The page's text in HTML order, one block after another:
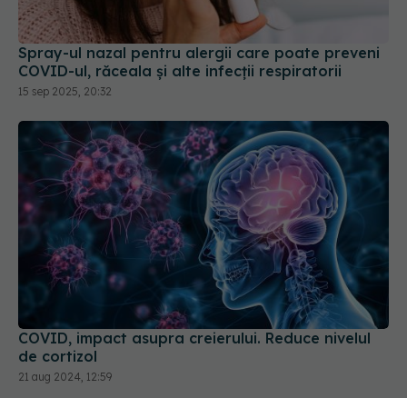
Spray-ul nazal pentru alergii care poate preveni
COVID-ul, răceala și alte infecții respiratorii
15 sep 2025, 20:32
COVID, impact asupra creierului. Reduce nivelul
de cortizol
21 aug 2024, 12:59